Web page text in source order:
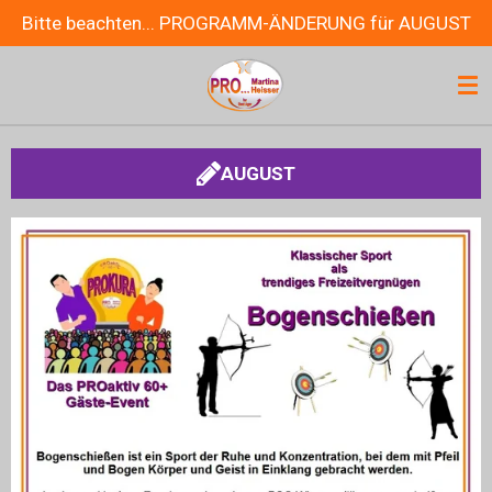
Zum
Hauptinhalt
Bitte beachten... PROGRAMM-ÄNDERUNG für AUGUST
AUGUST